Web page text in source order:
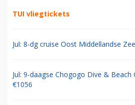
TUI vliegtickets
Jul: 8-dg cruise Oost Middellandse
Jul: 9-daagse Chogogo Dive & Beach
€1056